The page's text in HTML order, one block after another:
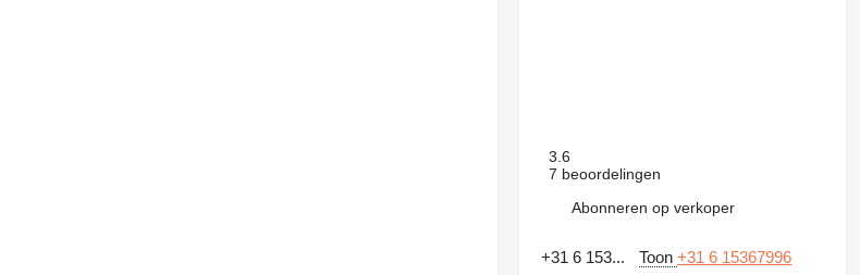
3.6
7 beoordelingen
Abonneren op verkoper
+31 6 153... Toon+31 6 15367996